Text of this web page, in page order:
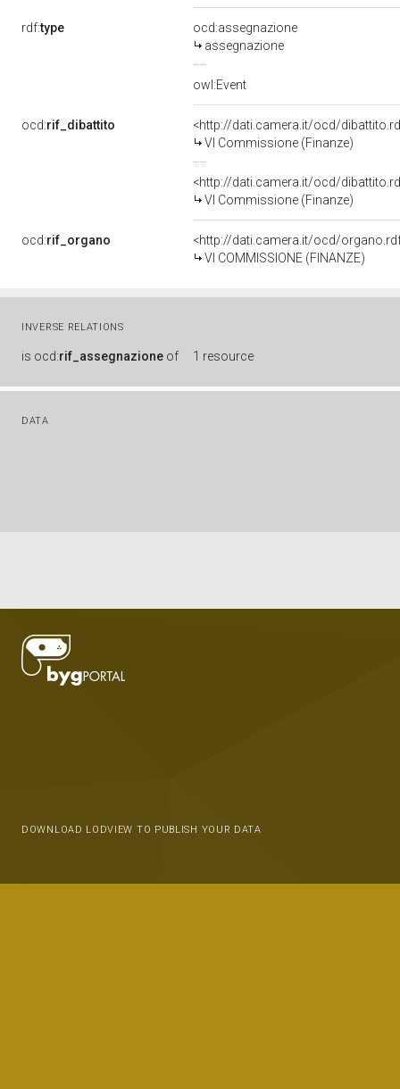
rdf:type
ocd:assegnazione
assegnazione
owl:Event
ocd:rif_dibattito
<http://dati.camera.it/ocd/
VI Commissione (Finanze)
<http://dati.camera.it/ocd/
VI Commissione (Finanze)
ocd:rif_organo
<http://dati.camera.it/ocd/
VI COMMISSIONE (FINANZE)
INVERSE RELATIONS
is ocd:rif_assegnazione of 1 resource
DATA
DOWNLOAD LODVIEW TO PUBLISH YOUR DATA